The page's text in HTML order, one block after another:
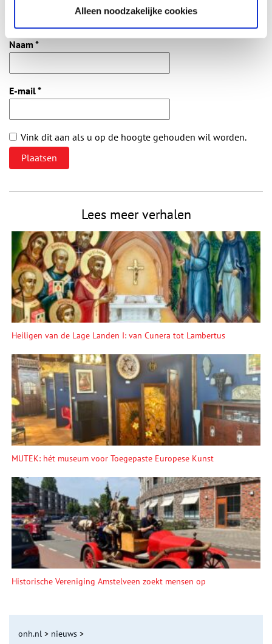
Alleen noodzakelijke cookies
Vereiste velden zijn gemarkeerd met *. Het e-mailadres wordt niet
gepubliceerd.
Naam *
E-mail*
Vink dit aan als u op de hoogte gehouden wil worden.
Lees meer verhalen
Heiligen van de Lage Landen I: van Cunera tot Lambertus
MUTEK: hét museum voor Toegepaste Europese Kunst
Historische Vereniging Amstelveen zoekt mensen op
onh.nl > nieuws >